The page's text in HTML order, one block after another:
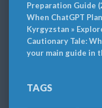
Preparation Guide
When ChatGPT
Kyrgyzstan »
Cautionary Tale:
your main guide in
TAGS